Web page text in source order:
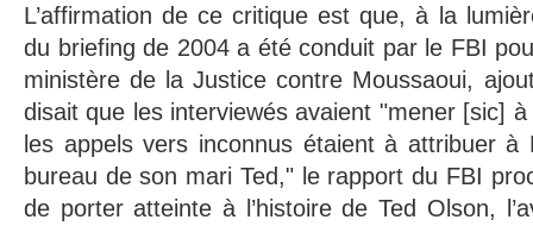
L’affirmation de ce critique est que, à la
du briefing de 2004 a été conduit par le FBI
ministère de la Justice contre Moussaoui,
disait que les interviewés avaient "mener [sic]
les appels vers inconnus étaient à attribuer à
bureau de son mari Ted," le rapport du FBI
de porter atteinte à l’histoire de Ted Olson,